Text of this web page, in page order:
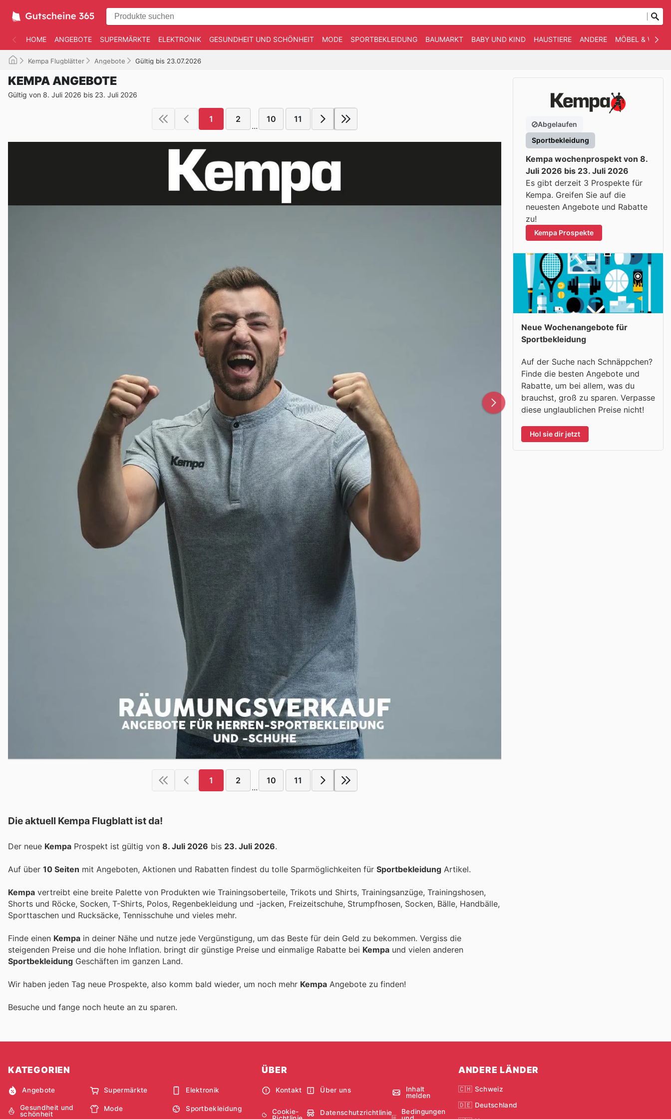
HOME ANGEBOTE SUPERMÄRKTE ELEKTRONIK GESUNDHEIT UND SCHÖNHEIT MODE SPORTBEKLEIDUNG BAUMARKT BABY UND KIND HAUSTIERE ANDERE MÖBEL &
Kempa Flugblätter Angebote Gültig bis 23.07.2026
KEMPA ANGEBOTE
Gültig von 8. Juli 2026 bis 23. Juli 2026
1 2
...
10 11
1 2
...
10 11
Die aktuell Kempa Flugblatt ist da!
Der neue Kempa Prospekt ist gültig von 8. Juli 2026 bis 23. Juli 2026.
Auf über 10 Seiten mit Angeboten, Aktionen und Rabatten findest du tolle Sparmöglichkeiten für Sportbekleidung Artikel.
Kempa vertreibt eine breite Palette von Produkten wie Trainingsoberteile, Trikots und Shirts, Trainingsanzüge, Trainingshosen,
Shorts und Röcke, Socken, T-Shirts, Polos, Regenbekleidung und -jacken, Freizeitschuhe, Strumpfhosen, Socken, Bälle, Handbälle,
Sporttaschen und Rucksäcke, Tennisschuhe und vieles mehr.
Finde einen Kempa in deiner Nähe und nutze jede Vergünstigung, um das Beste für dein Geld zu bekommen. Vergiss die
steigenden Preise und die hohe Inflation. bringt dir günstige Preise und einmalige Rabatte bei Kempa und vielen anderen
Sportbekleidung Geschäften im ganzen Land.
Wir haben jeden Tag neue Prospekte, also komm bald wieder, um noch mehr Kempa Angebote zu finden!
Besuche und fange noch heute an zu sparen.
Abgelaufen
Sportbekleidung
Kempa wochenprospekt von 8.
Juli 2026 bis 23. Juli 2026
Es gibt derzeit 3 Prospekte für
Kempa. Greifen Sie auf die
neuesten Angebote und Rabatte
zu!
Kempa Prospekte
Neue Wochenangebote für
Sportbekleidung
Auf der Suche nach Schnäppchen?
Finde die besten Angebote und
Rabatte, um bei allem, was du
brauchst, groß zu sparen. Verpasse
diese unglaublichen Preise nicht!
Hol sie dir jetzt
KATEGORIEN
Angebote Supermärkte Elektronik
Gesundheit und
schönheit
Mode Sportbekleidung
ÜBER
Kontakt Über uns
Inhalt
melden
Cookie-
Datenschutzrichtlinie
Bedingungen
ANDERE LÄNDER
🇨🇭 Schweiz
🇩🇪 Deutschland